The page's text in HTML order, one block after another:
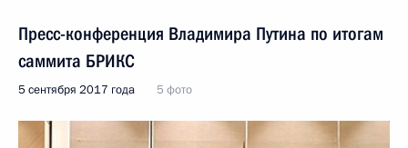
Пресс-конференция Владимира Путина по итогам
саммита БРИКС
5 сентября 2017 года 5 фото